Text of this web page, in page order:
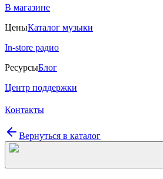
В магазине
ЦеныКаталог музыки
In-store радио
РесурсыБлог
Центр поддержки
Контакты
Вернуться в каталог